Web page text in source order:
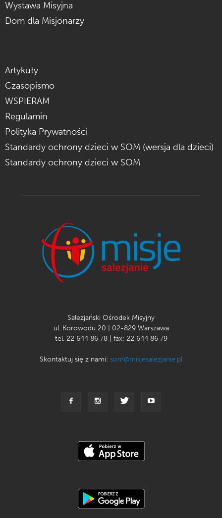
Wystawa Misyjna
Dom dla Misjonarzy
Artykuły
Czasopismo
WSPIERAM
Regulamin
Polityka Prywatności
Standardy ochrony dzieci w SOM (wersja dla dzieci)
Standardy ochrony dzieci w SOM
Salezjański Ośrodek Misyjny
ul. Korowodu 20 | 02-829 Warszawa
tel. 22 644 86 78 | fax: 22 644 86 79
Skontaktuj się z nami: som@misjesalezjanie.pl